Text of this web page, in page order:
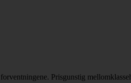
Prisgunstig